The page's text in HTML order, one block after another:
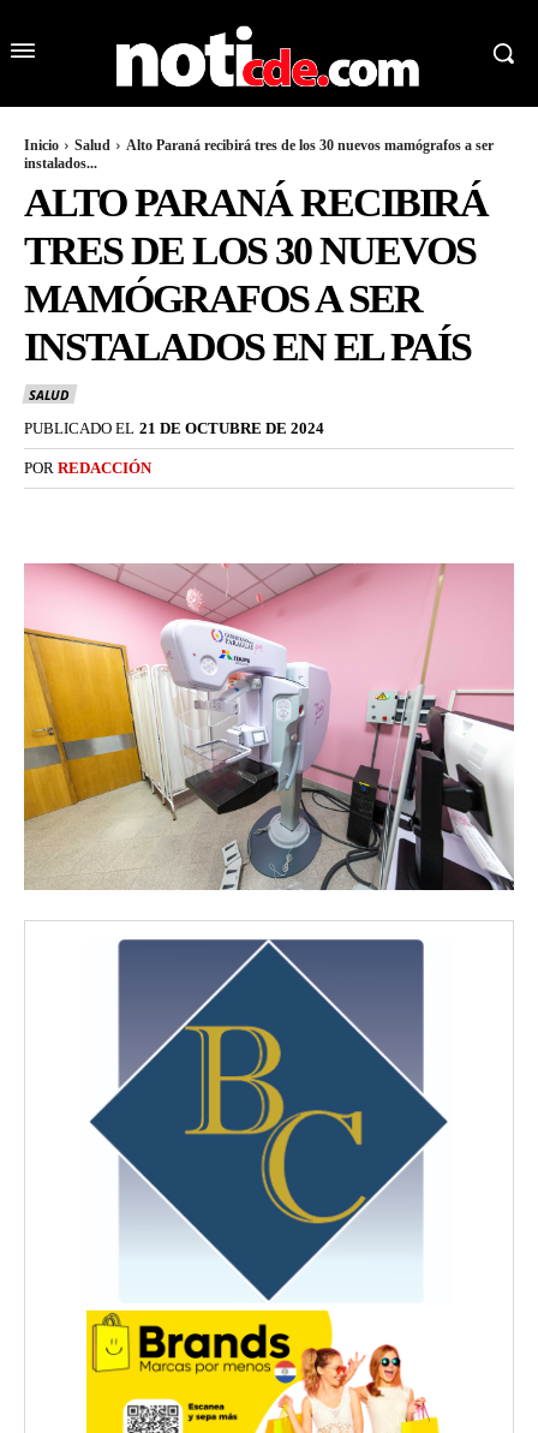
Inicio Salud
Alto Paraná recibirá tres de los 30 nuevos mamógrafos a ser
instalados...
ALTO PARANÁ RECIBIRÁ
TRES DE LOS 30 NUEVOS
MAMÓGRAFOS A SER
INSTALADOS EN EL PAÍS
SALUD
PUBLICADO EL 21 DE OCTUBRE DE 2024
POR REDACCIÓN